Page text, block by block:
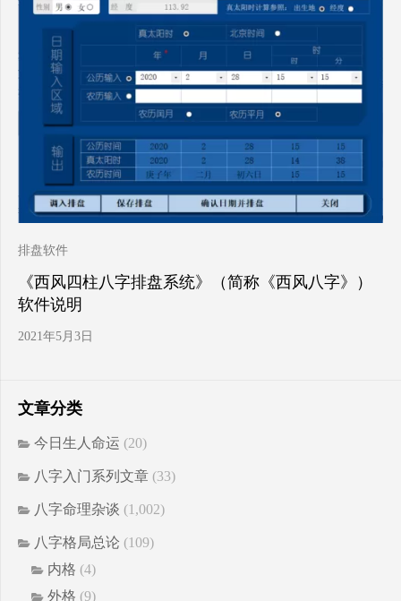
排盘软件
《西风四柱八字排盘系统》（简称《西风八字》）
软件说明
2021年5月3日
文章分类
今日生人命运 (20)
八字入门系列文章 (33)
八字命理杂谈 (1,002)
八字格局总论 (109)
内格 (4)
外格 (9)